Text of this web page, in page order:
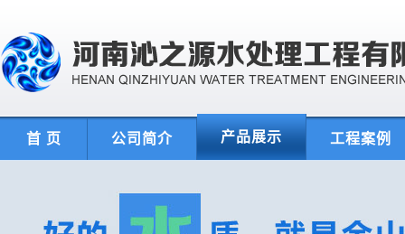
首 页 公司简介 产品展示 工程案例